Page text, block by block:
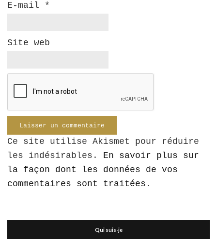
E-mail *
Site web
Ce site utilise Akismet pour réduire
les indésirables. En savoir plus sur
la façon dont les données de vos
commentaires sont traitées .
Qui suis-je